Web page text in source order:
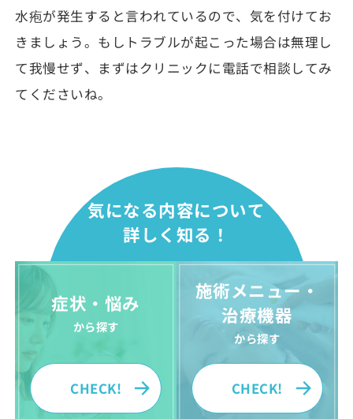
水疱が発生すると言われているので、気を付けてお
きましょう。もしトラブルが起こった場合は無理し
て我慢せず、まずはクリニックに電話で相談してみ
てくださいね。
気になる内容について
詳しく知る！
症状・悩み
から探す
CHECK!
施術メニュー・
治療機器
から探す
CHECK!